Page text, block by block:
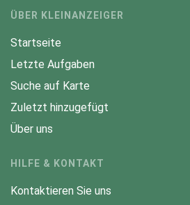
ÜBER KLEINANZEIGER
Startseite
Letzte Aufgaben
Suche auf Karte
Zuletzt hinzugefügt
Über uns
HILFE & KONTAKT
Kontaktieren Sie uns